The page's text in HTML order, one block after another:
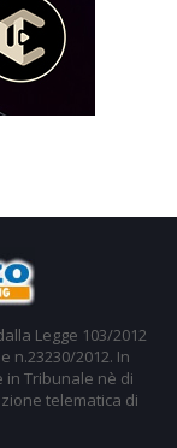
Legge 103/2012
n.23230/2012. In
Tribunale nè di
telematica di